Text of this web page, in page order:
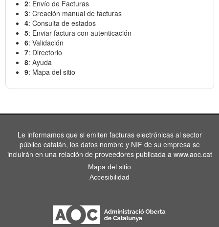
2: Envío de Facturas
3: Creación manual de facturas
4: Consulta de estados
5: Enviar factura con autenticación
6: Validación
7: Directorio
8: Ayuda
9: Mapa del sitio
Le informamos que si emiten facturas electrónicas al sector
público catalán, los datos nombre y NIF de su empresa se
incluirán en una relación de proveedores publicada a www.aoc.cat
Mapa del sitio
Accesibilidad